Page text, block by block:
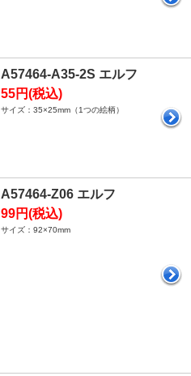
A57464-A35-2S エルフ
55円(税込)
サイズ：35×25mm（1つの絵柄）
A57464-Z06 エルフ
99円(税込)
サイズ：92×70mm